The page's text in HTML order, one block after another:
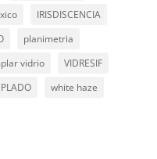
IRISDISCENCIA
planimetria
vidrio
VIDRESIF
white haze